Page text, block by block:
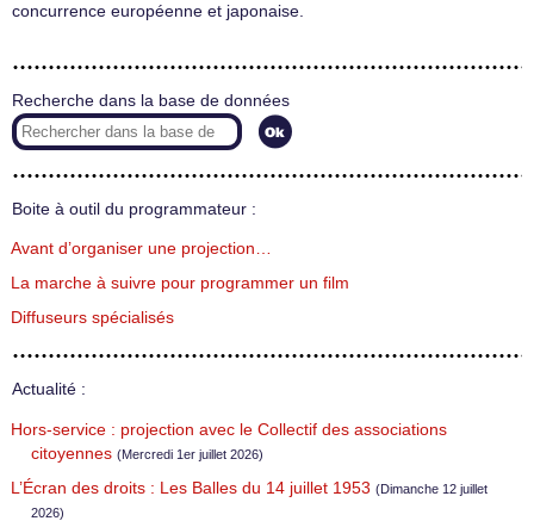
concurrence européenne et japonaise.
Recherche dans la base de données
Boite à outil du programmateur :
Avant d’organiser une projection…
La marche à suivre pour programmer un film
Diffuseurs spécialisés
Actualité :
Hors-service : projection avec le Collectif des associations
citoyennes (Mercredi 1er juillet 2026)
L’Écran des droits : Les Balles du 14 juillet 1953 (Dimanche 12 juillet
2026)